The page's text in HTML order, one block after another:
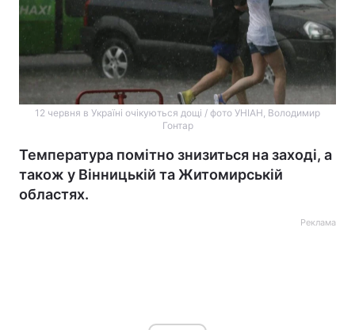
12 червня в Україні очікуються дощі / фото УНІАН, Володимир
Гонтар
Температура помітно знизиться на заході, а
також у Вінницькій та Житомирській
областях.
Реклама